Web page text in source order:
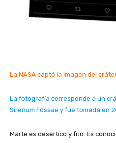
La NASA captó la imagen del
La fotografía corresponde a un
Sirenum Fossae y fue tomada en
Marte es desértico y frío. Es